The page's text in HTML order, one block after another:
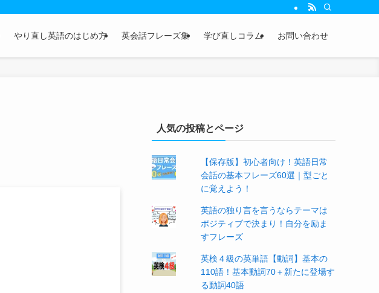
やり直し英語のはじめ方 英会話フレーズ集 学び直しコラム お問い合わせ
人気の投稿とページ
【保存版】初心者向け！英語日常
会話の基本フレーズ60選｜型ごと
に覚えよう！
英語の独り言を言うならテーマは
ポジティブで決まり！自分を励ま
すフレーズ
英検４級の英単語【動詞】基本の
110語！基本動詞70＋新たに登場す
る動詞40語